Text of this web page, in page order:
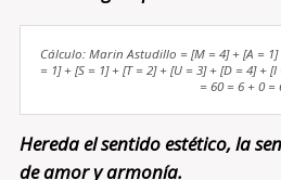
Cálculo: Marin Astudillo = [M = 4] + [A = 1]
= 1] + [S = 1] + [T = 2] + [U = 3] + [D = 4] +
= 60 = 6 + 0 =
Hereda el sentido estético, la
de amor y armonía.